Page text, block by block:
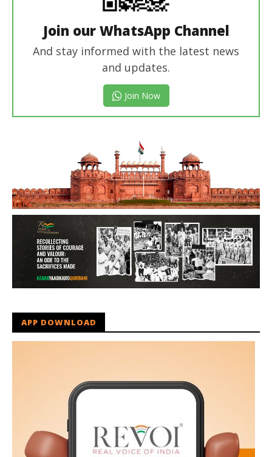
Join our WhatsApp Channel
And stay informed with the latest news
and updates.
Join Now
APP DOWNLOAD